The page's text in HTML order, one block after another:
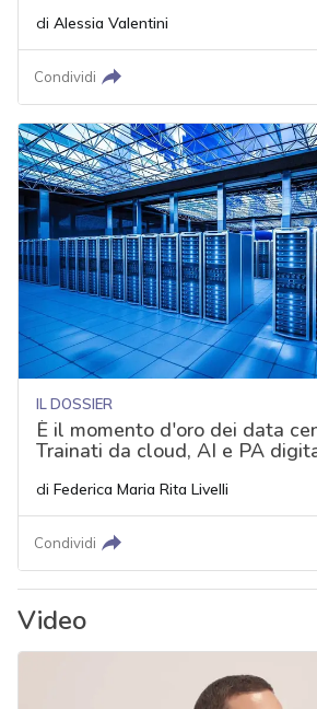
di Alessia Valentini
Condividi
IL DOSSIER
È il momento d'oro dei data
Trainati da cloud, AI e PA
di Federica Maria Rita Livelli
Condividi
Video